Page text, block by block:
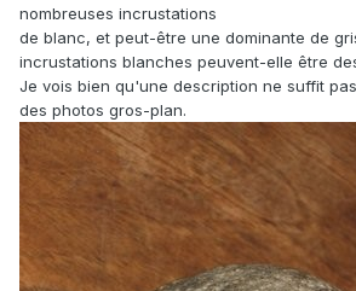
nombreuses incrustations
de blanc, et peut-être une dominante de
incrustations blanches peuvent-elle être
Je vois bien qu'une description ne suffit
des photos gros-plan.